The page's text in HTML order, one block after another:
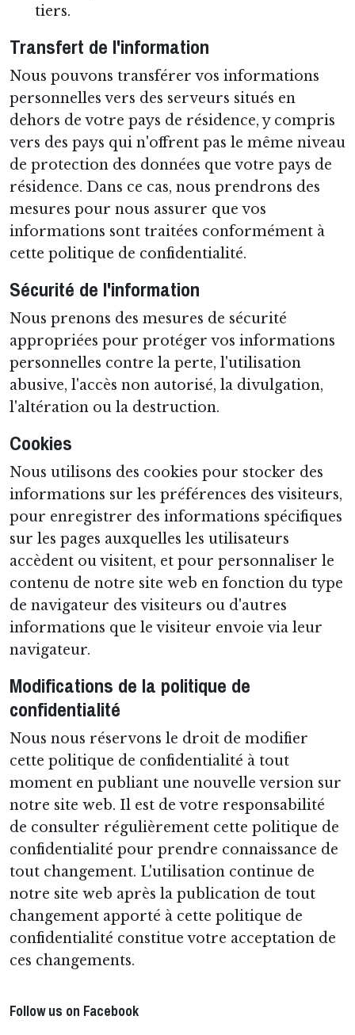
tiers.
Transfert de l'information
Nous pouvons transférer vos informations
personnelles vers des serveurs situés en
dehors de votre pays de résidence, y compris
vers des pays qui n'offrent pas le même niveau
de protection des données que votre pays de
résidence. Dans ce cas, nous prendrons des
mesures pour nous assurer que vos
informations sont traitées conformément à
cette politique de confidentialité.
Sécurité de l'information
Nous prenons des mesures de sécurité
appropriées pour protéger vos informations
personnelles contre la perte, l'utilisation
abusive, l'accès non autorisé, la divulgation,
l'altération ou la destruction.
Cookies
Nous utilisons des cookies pour stocker des
informations sur les préférences des visiteurs,
pour enregistrer des informations spécifiques
sur les pages auxquelles les utilisateurs
accèdent ou visitent, et pour personnaliser le
contenu de notre site web en fonction du type
de navigateur des visiteurs ou d'autres
informations que le visiteur envoie via leur
navigateur.
Modifications de la politique de
confidentialité
Nous nous réservons le droit de modifier
cette politique de confidentialité à tout
moment en publiant une nouvelle version sur
notre site web. Il est de votre responsabilité
de consulter régulièrement cette politique de
confidentialité pour prendre connaissance de
tout changement. L'utilisation continue de
notre site web après la publication de tout
changement apporté à cette politique de
confidentialité constitue votre acceptation de
ces changements.
Follow us on Facebook